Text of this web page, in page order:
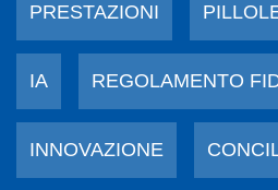
PRESTAZIONI
IA REGOLAMENTO
INNOVAZIONE